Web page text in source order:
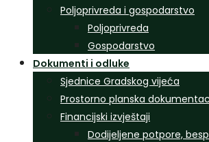
Poljoprivreda i gospodarstvo
Poljoprivreda
Gospodarstvo
Dokumenti i odluke
Sjednice Gradskog vijeća
Prostorno planska
Financijski izvještaji
Dodijeljene potpore,